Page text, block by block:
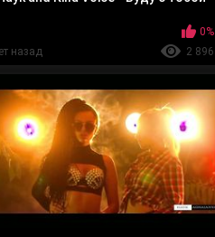
0%
назад
2 896